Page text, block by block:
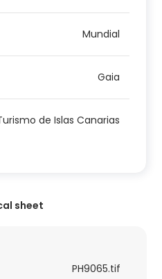
Mundial
Gaia
de Islas Canarias
sheet
PH9065.tif